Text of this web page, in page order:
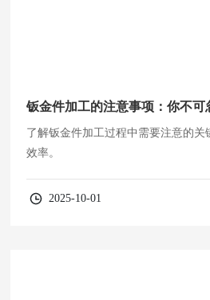
钣金件加工的注意事项：你不可
了解钣金件加工过程中需要注意的
效率。
2025-10-01